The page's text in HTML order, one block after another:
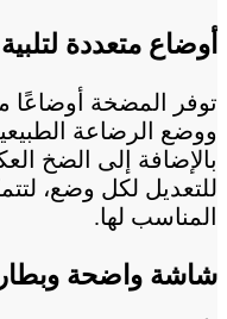
أوضاع متعددة
توفر المضخة أوضاعًا
ووضع الرضاعة
للتعديل لكل وضع،
المناسب لها.
شاشة واضحة